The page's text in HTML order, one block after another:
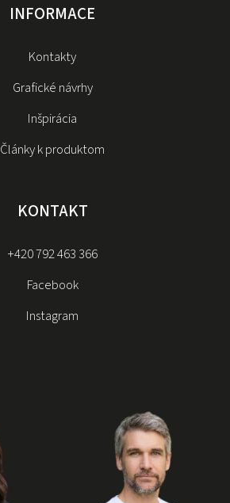
INFORMACE
Kontakty
Grafické návrhy
Inšpirácia
Články k produktom
KONTAKT
+420 792 463 366
Facebook
Instagram